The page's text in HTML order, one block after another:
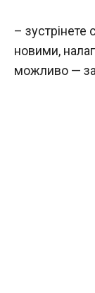
– зустрінете
новими,
можливо —